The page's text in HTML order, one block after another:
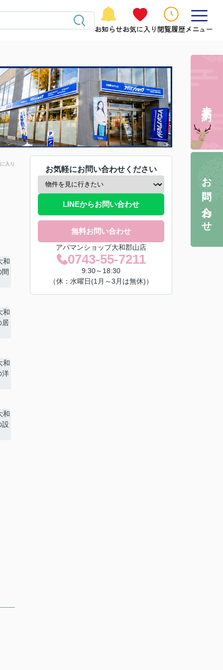
お知らせお気に入り 閲覧履歴メニュー
入り
お気軽にお問い合わせください
LINEからお問い合わせ
無料お問い合わせ
アパマンショップ大和郡山店
0743-55-7211
9:30～18:30
（休：水曜日(1月～3月は無休)）
お問い合わせ